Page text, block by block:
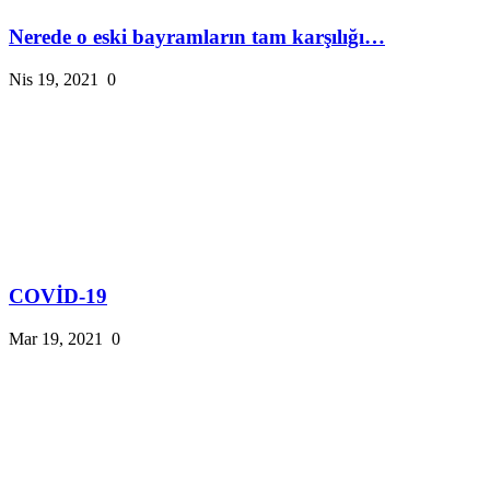
Nerede o eski bayramların tam karşılığı…
Nis 19, 2021 0
COVİD-19
Mar 19, 2021 0